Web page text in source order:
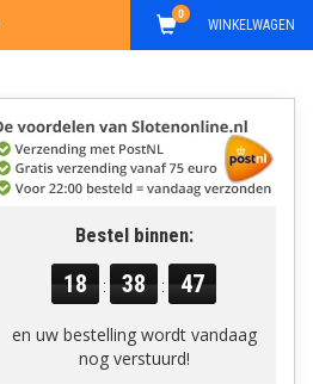
WINKELWAGEN
0
Bestel binnen:
18 : 38 : 47
en uw bestelling wordt vandaag
nog verstuurd!